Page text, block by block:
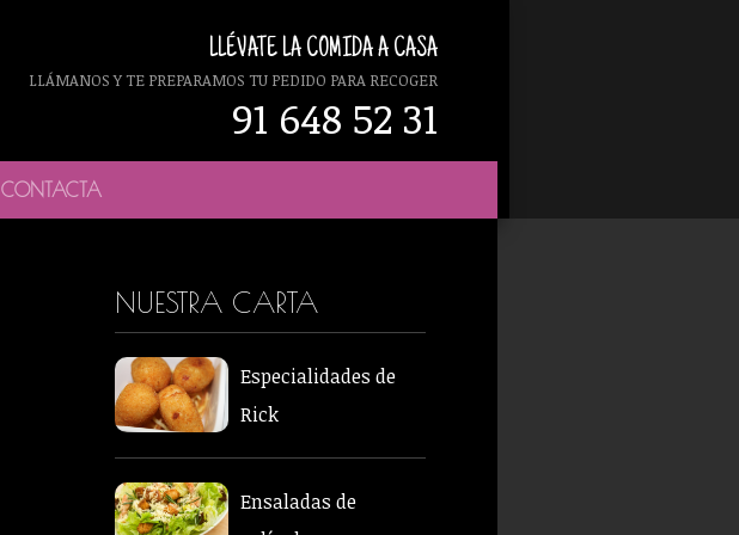
LLÉVATE LA COMIDA A CASA
LLÁMANOS Y TE PREPARAMOS TU PEDIDO PARA RECOGER
91 648 52 31
CONTACTA
NUESTRA CARTA
Especialidades de
Rick
Ensaladas de